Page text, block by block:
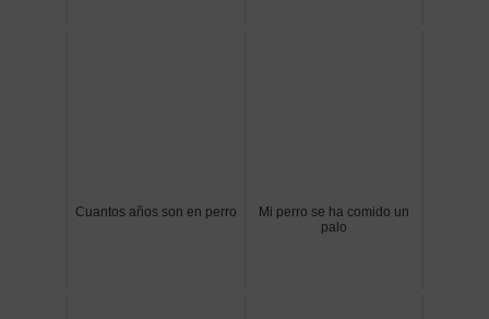
Cuantos años son en perro
Mi perro se ha comido un
palo